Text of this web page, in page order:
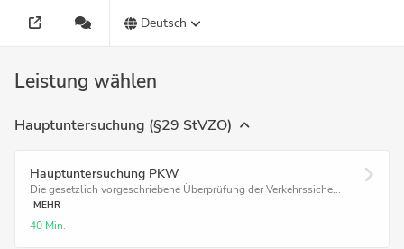
Deutsch
Leistung wählen
Hauptuntersuchung (§29 StVZO)
Hauptuntersuchung PKW
Die gesetzlich vorgeschriebene Überprüfung der Verkehrssiche...
MEHR
40 Min.